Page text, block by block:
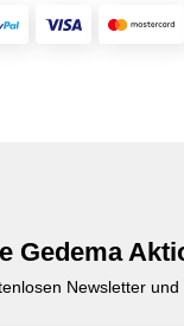
Gedema
Newsletter